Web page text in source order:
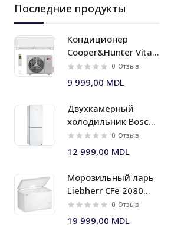
Последние продукты
Кондиционер
Cooper&Hunter Vital
Plus Inverter
0 Отзыв
9 999,00 MDL
Двухкамерный
холодильник Bosch
KGN33NWEB Серия I
2
0 Отзыв
12 999,00 MDL
Морозильный ларь
Liebherr CFe 2080
Pure, 353 л,
FrostProtect
0 Отзыв
19 999,00 MDL